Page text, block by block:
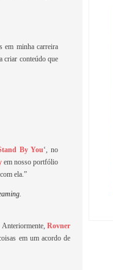
em minha carreira
criar conteúdo que
By You‘, no
em nosso portfólio
ela.”
.
Anteriormente,Rovner
em um acordo de